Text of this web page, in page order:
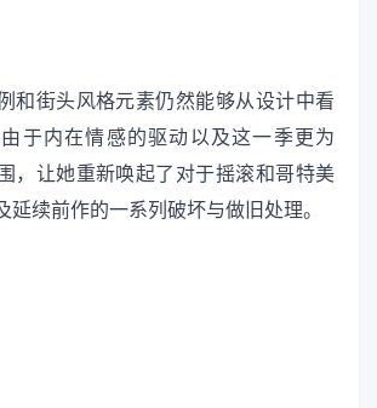
和街头风格元素仍然能够从设计中看
于内在情感的驱动以及这一季更为
，让她重新唤起了对于摇滚和哥特美
延续前作的一系列破坏与做旧处理。